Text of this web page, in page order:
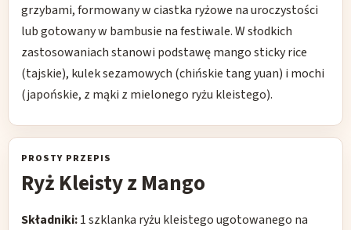
grzybami, formowany w ciastka ryżowe na uroczystości
lub gotowany w bambusie na festiwale. W słodkich
zastosowaniach stanowi podstawę mango sticky rice
(tajskie), kulek sezamowych (chińskie tang yuan) i mochi
(japońskie, z mąki z mielonego ryżu kleistego).
PROSTY PRZEPIS
Ryż Kleisty z Mango
Składniki:1 szklanka ryżu kleistego ugotowanego na